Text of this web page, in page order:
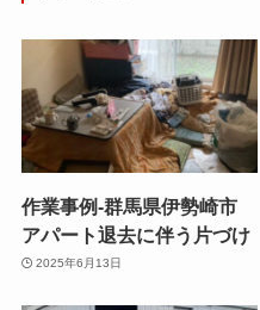
作業事例-群馬県伊勢崎市
アパート退去に伴う片づけ
2025年6月13日